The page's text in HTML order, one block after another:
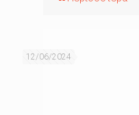
12/06/2024